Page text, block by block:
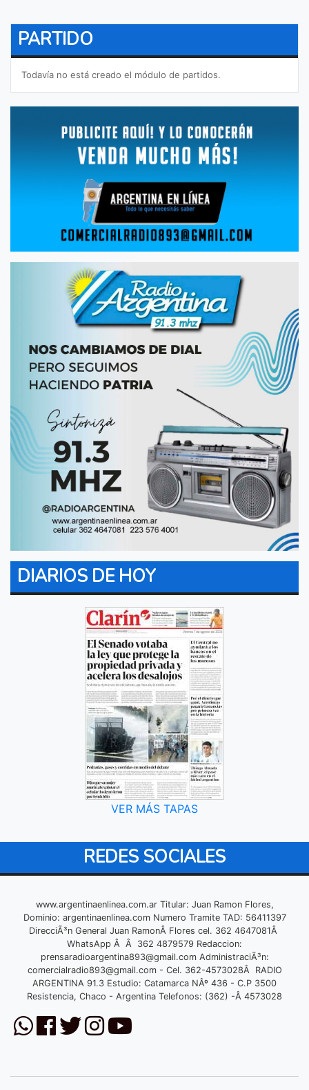
PARTIDO
Todavía no está creado el módulo de partidos.
DIARIOS DE HOY
VER MÁS TAPAS
REDES SOCIALES
www.argentinaenlinea.com.ar Titular: Juan Ramon Flores,
Dominio: argentinaenlinea.com Numero Tramite TAD: 56411397
DirecciÃ³n General Juan RamonÂ Flores cel. 362 4647081Â
WhatsApp Â Â 362 4879579 Redaccion:
prensaradioargentina893@gmail.comAdministraciÃ³n:
comercialradio893@gmail.com- Cel. 362-4573028Â RADIO
ARGENTINA 91.3 Estudio: Catamarca NÂº 436 - C.P 3500
Resistencia, Chaco - Argentina Telefonos: (362) -Â 4573028